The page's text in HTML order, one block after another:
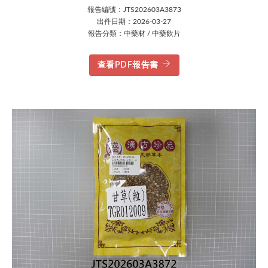
報告編號：JTS202603A3873
出件日期：2026-03-27
報告分類：中藥材 / 中藥飲片
查看PDF報告書